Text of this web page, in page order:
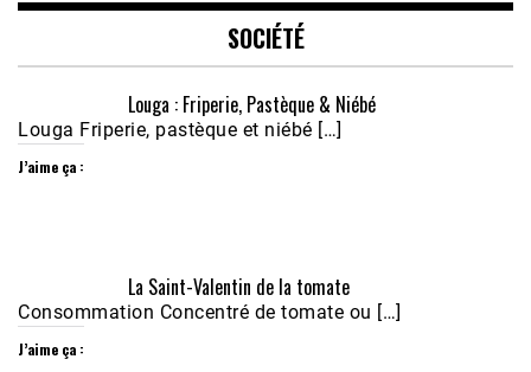
EMBED
Nobana (Podologue)
Feb 24, 2021 • 28mn
SOCIÉTÉ
Louga : Friperie, Pastèque & Niébé
Louga Friperie, pastèque et niébé […]
J’aime ça :
La Saint-Valentin de la tomate
Consommation Concentré de tomate ou […]
J’aime ça :